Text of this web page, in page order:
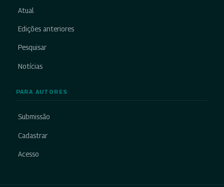
Atual
Edições anteriores
Pesquisar
Notícias
PARA AUTORES
Submissão
Cadastrar
Acesso